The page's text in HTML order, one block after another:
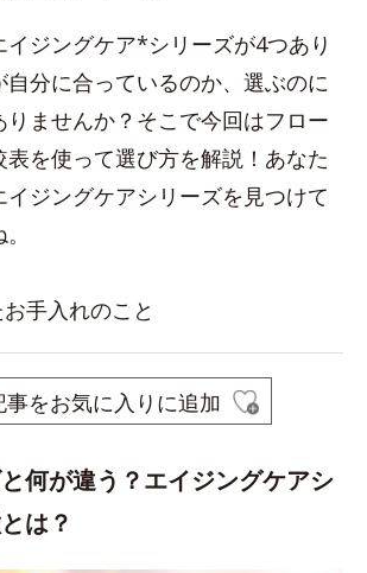
イジングケア*シリーズが4つあり
自分に合っているのか、選ぶのに
ませんか？そこで今回はフロー
表を使って選び方を解説！あなた
イジングケアシリーズを見つけて
手入れのこと
事をお気に入りに追加
何が違う？エイジングケアシ
は？